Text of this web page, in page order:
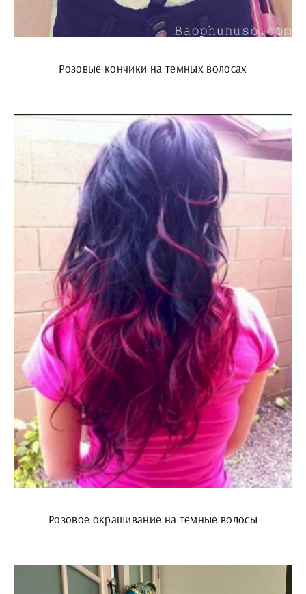
Розовые кончики на темных волосах
Розовое окрашивание на темные волосы